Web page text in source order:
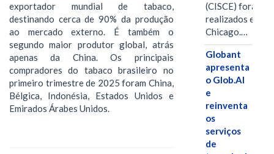
exportador mundial de tabaco,
destinando cerca de 90% da produção
ao mercado externo. É também o
segundo maior produtor global, atrás
apenas da China. Os principais
compradores do tabaco brasileiro no
primeiro trimestre de 2025 foram China,
Bélgica, Indonésia, Estados Unidos e
Emirados Árabes Unidos.
(CISCE) foram
realizados em
Chicago.…
Globant
apresenta
o Glob.AI
e
reinventa
os
serviços
de